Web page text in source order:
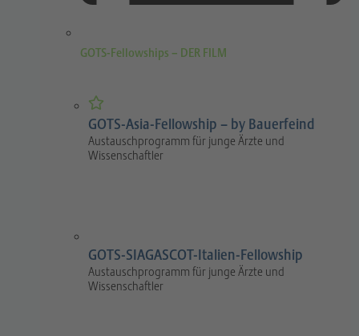
GOTS-Fellowships – DER FILM
GOTS-Asia-Fellowship – by Bauerfeind
Austauschprogramm für junge Ärzte und
Wissenschaftler
GOTS-SIAGASCOT-Italien-Fellowship
Austauschprogramm für junge Ärzte und
Wissenschaftler